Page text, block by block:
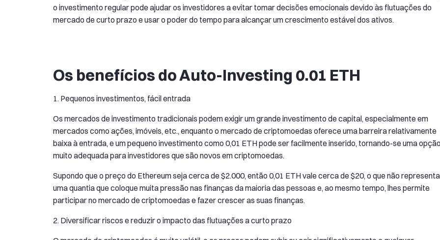
o investimento regular pode ajudar os investidores a evitar tomar decisões emocionais devido às flutuações do
mercado de curto prazo e usar o poder do tempo para alcançar um crescimento estável dos ativos.
Os benefícios do Auto-Investing 0.01 ETH
1. Pequenos investimentos, fácil entrada
Os mercados de investimento tradicionais podem exigir um grande investimento de capital, especialmente em
mercados como ações, imóveis, etc., enquanto o mercado de criptomoedas oferece uma barreira relativamente
baixa à entrada, e um pequeno investimento como 0,01 ETH pode ser facilmente inserido, tornando-se uma opção
muito adequada para investidores que são novos em criptomoedas.
Supondo que o preço do Ethereum seja cerca de $2.000, então 0,01 ETH vale cerca de $20, o que não representa
uma quantia que coloque muita pressão nas finanças da maioria das pessoas e, ao mesmo tempo, lhes permite
participar no mercado de criptomoedas e fazer crescer as suas finanças.
2. Diversificar riscos e reduzir o impacto das flutuações a curto prazo